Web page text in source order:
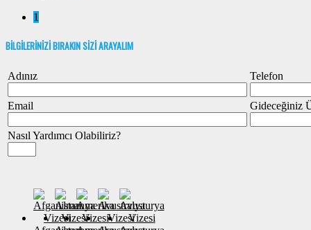
1
BİLGİLERİNİZİ BIRAKIN SİZİ ARAYALIM
Adınız Telefon
Email Gideceğiniz
Nasıl Yardımcı Olabiliriz?